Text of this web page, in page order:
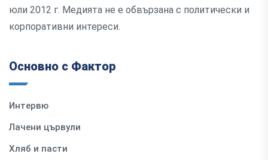
юли 2012 г. Медията не е обвързана с политически и
корпоративни интереси.
Основно с Фактор
Интервю
Лачени цървули
Хляб и пасти